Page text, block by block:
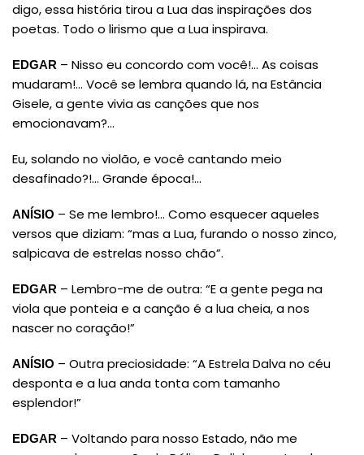
digo, essa história tirou a Lua das inspirações dos
poetas. Todo o lirismo que a Lua inspirava.
EDGAR – Nisso eu concordo com você!… As coisas
mudaram!… Você se lembra quando lá, na Estância
Gisele, a gente vivia as canções que nos
emocionavam?…
Eu, solando no violão, e você cantando meio
desafinado?!… Grande época!…
ANÍSIO – Se me lembro!… Como esquecer aqueles
versos que diziam: “mas a Lua, furando o nosso zinco,
salpicava de estrelas nosso chão”.
EDGAR – Lembro-me de outra: “E a gente pega na
viola que ponteia e a canção é a lua cheia, a nos
nascer no coração!”
ANÍSIO – Outra preciosidade: “A Estrela Dalva no céu
desponta e a lua anda tonta com tamanho
esplendor!”
EDGAR – Voltando para nosso Estado, não me